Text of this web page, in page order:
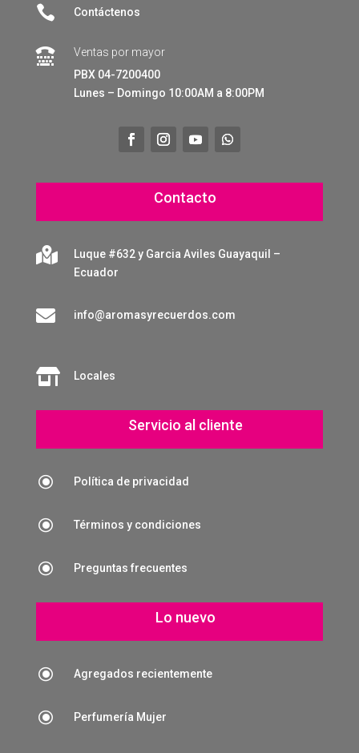
 Contáctenos

Ventas por mayor
PBX 04-7200400
Lunes – Domingo 10:00AM a 8:00PM
Contacto

Luque #632 y Garcia Aviles Guayaquil –
Ecuador
 info@aromasyrecuerdos.com
 Locales
Servicio al cliente
\ Política de privacidad
\ Términos y condiciones
\ Preguntas frecuentes
Lo nuevo
\ Agregados recientemente
\ Perfumería Mujer